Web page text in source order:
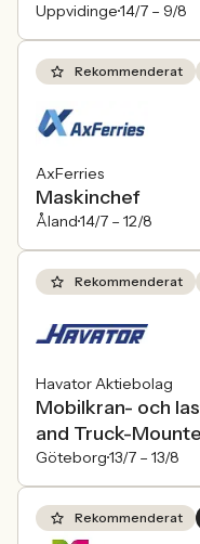
Uppvidinge14/7 – 9/8
Rekommenderat
AxFerries
Maskinchef
Åland14/7 – 12/8
Rekommenderat
Havator Aktiebolag
Mobilkran- och
and Truck-
Göteborg13/7 – 13/8
Rekommenderat